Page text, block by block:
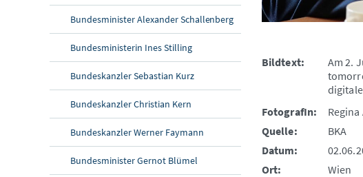
Bundesminister Alexander Schallenberg
Bundesministerin Ines Stilling
Bundeskanzler Sebastian Kurz
Bundeskanzler Christian Kern
Bundeskanzler Werner Faymann
Bundesminister Gernot Blümel
Bildtext:
Am 2.
FotografIn:
Quelle:
BKA
Datum:
Ort:
Wien